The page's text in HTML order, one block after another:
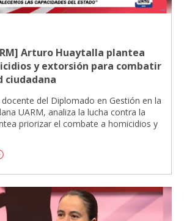
Arturo Huaytalla plantea
y extorsión para combatir
ciudadana
del Diplomado en Gestión en la
UARM, analiza la lucha contra la
priorizar el combate a homicidios y